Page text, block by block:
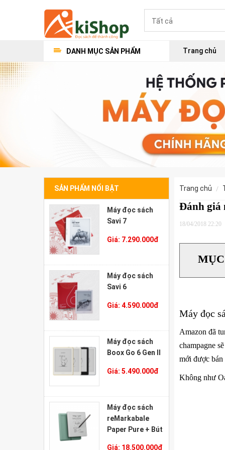
DANH MỤC SẢN PHẨM Trang chủ
SẢN PHẨM NỔI BẬT
Máy đọc sách
Savi 7
Giá: 7.290.000đ
Máy đọc sách
Savi 6
Giá: 4.590.000đ
Máy đọc sách
Boox Go 6 Gen II
Giá: 5.490.000đ
Máy đọc sách
reMarkabale
Paper Pure + Bút
Giá: 18.500.000đ
trang chủ
Đánh giá
18/04/2018 22:20
Máy đọc
Amazon đã
champagne
mới được
Không như